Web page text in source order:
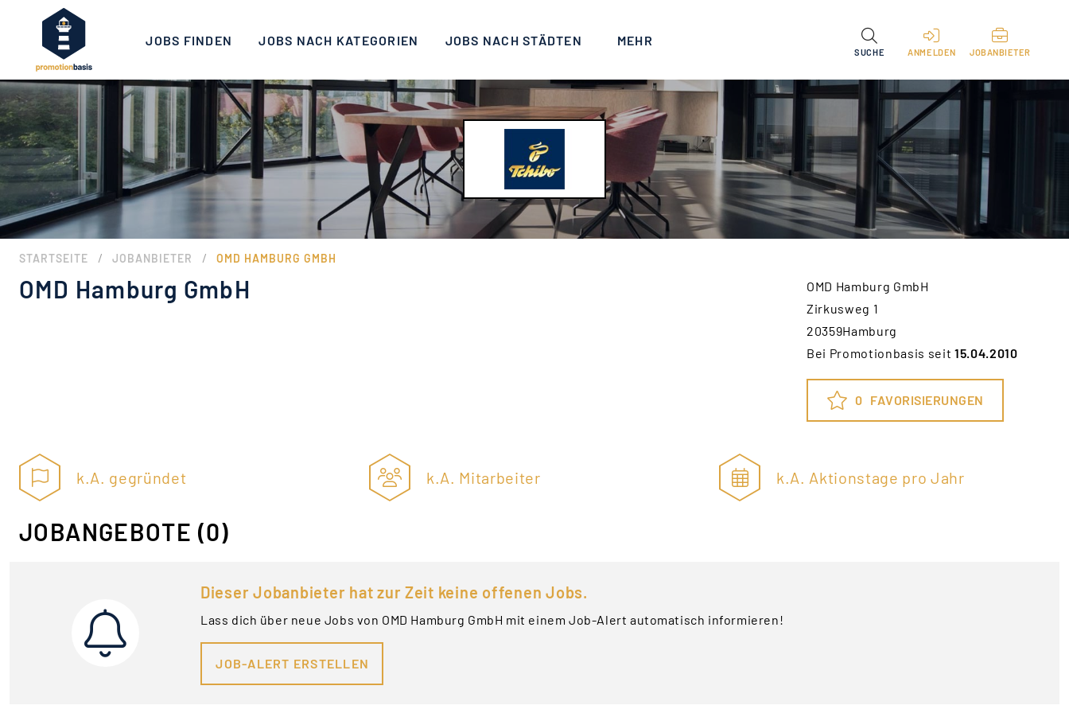
JOBS FINDEN JOBS NACH KATEGORIEN JOBS NACH STÄDTEN MEHR
SUCHE ANMELDEN JOBANBIETER
STARTSEITE / JOBANBIETER / OMD HAMBURG GMBH
OMD Hamburg GmbH
OMD Hamburg GmbH
Zirkusweg 1
20359Hamburg
Bei Promotionbasis seit15.04.2010
0 FAVORISIERUNGEN
k.A. gegründet k.A. Mitarbeiter k.A. Aktionstage pro Jahr
JOBANGEBOTE (0)
Dieser Jobanbieter hat zur Zeit keine offenen Jobs.
Lass dich über neue Jobs von OMD Hamburg GmbH mit einem Job-Alert automatisch informieren!
JOB-ALERT ERSTELLEN